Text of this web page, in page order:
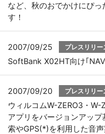
など、秋のおでかけにぴ
す！
2007/09/25 プレスリリー
SoftBank X02HT向け｢
2007/09/20 プレスリリー
ウィルコムW-ZERO3・W-
アプリをバージョンアッ
索やGPS(*)を利用した音